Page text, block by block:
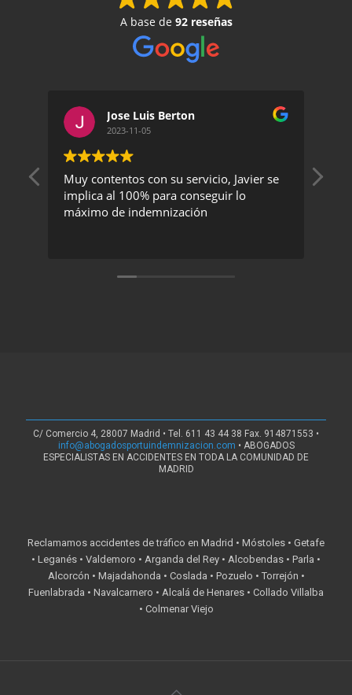
A base de 92 reseñas
Jose Luis Berton
2023-11-05
Muy contentos con su servicio, Javier se
implica al 100% para conseguir lo
máximo de indemnización
C/ Comercio 4, 28007 Madrid • Tel. 611 43 44 38 Fax. 914871553 •
info@abogadosportuindemnizacion.com • ABOGADOS
ESPECIALISTAS EN ACCIDENTES EN TODA LA COMUNIDAD DE
MADRID
Reclamamos accidentes de tráfico en Madrid • Móstoles • Getafe
• Leganés • Valdemoro • Arganda del Rey • Alcobendas • Parla •
Alcorcón • Majadahonda • Coslada • Pozuelo • Torrejón •
Fuenlabrada • Navalcarnero • Alcalá de Henares • Collado Villalba
• Colmenar Viejo